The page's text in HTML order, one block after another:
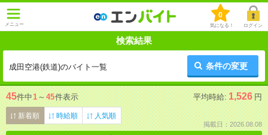
メニュー
0
気になる！ ログイン
検索結果
成田空港(鉄道)のバイト一覧 条件の変更
45件中1 ～ 45件表示 平均時給: 1,526 円
新着順 時給順 人気順
掲載日：2026.08.08